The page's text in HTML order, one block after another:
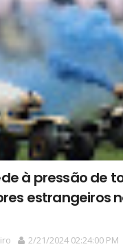
à pressão de
estrangeiros
2/21/2024 02:24:00 PM